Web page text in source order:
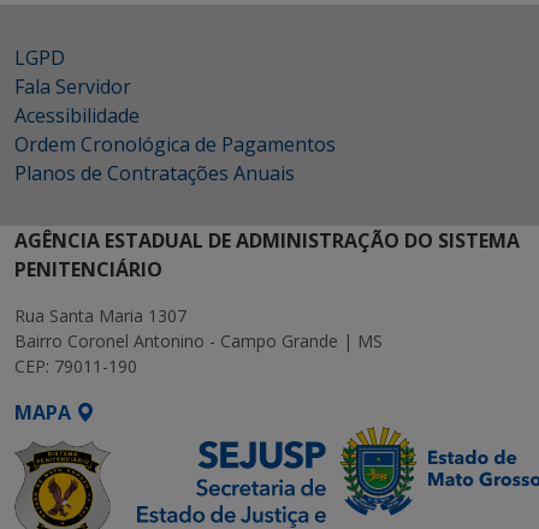
LGPD
Fala Servidor
Acessibilidade
Ordem Cronológica de Pagamentos
Planos de Contratações Anuais
AGÊNCIA ESTADUAL DE ADMINISTRAÇÃO DO SISTEMA
PENITENCIÁRIO
Rua Santa Maria 1307
Bairro Coronel Antonino - Campo Grande | MS
CEP: 79011-190
MAPA